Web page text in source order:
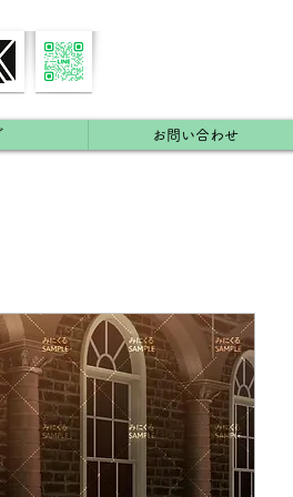
お問い合わせ